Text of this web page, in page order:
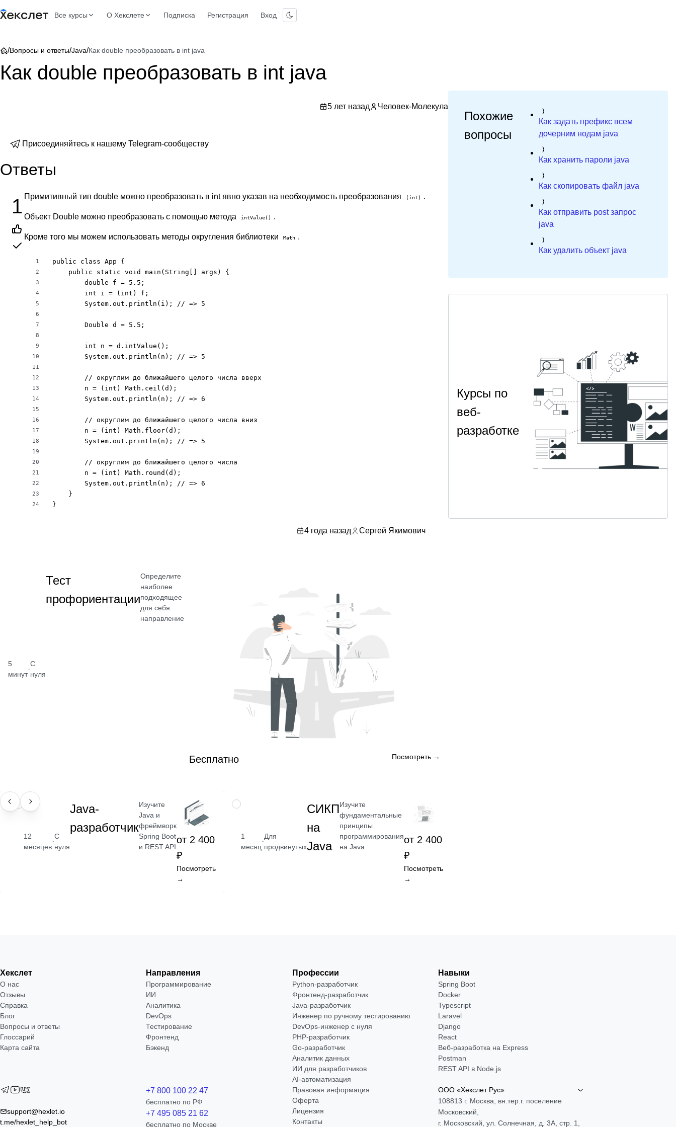
Все курсы О Хекслете Подписка Регистрация Вход
/Вопросы и ответы/Java/Как double преобразовать в int java
Как double преобразовать в int java
5 лет назад Человек-Молекула
Присоединяйтесь к нашему Telegram-сообществу
Ответы
1 Примитивный тип double можно преобразовать в int явно указав на необходимость преобразования (int) .
Объект Double можно преобразовать с помощью метода intValue() .
Кроме того мы можем использовать методы округления библиотеки Math .
1
2
3
4
5
6
7
8
9
10
11
12
13
14
15
16
17
18
19
20
21
22
23
24
public class App {
    public static void main(String[] args) {
        double f = 5.5;
        int i = (int) f;
        System.out.println(i); // => 5
        Double d = 5.5;
        int n = d.intValue();
        System.out.println(n); // => 5
        // округлим до ближайшего целого числа вверх
        n = (int) Math.ceil(d);
        System.out.println(n); // => 6
        // округлим до ближайшего целого числа вниз
        n = (int) Math.floor(d);
        System.out.println(n); // => 5
        // округлим до ближайшего целого числа
        n = (int) Math.round(d);
        System.out.println(n); // => 6
    }
}
4 года назад Сергей Якимович
5
минут
·
С
нуля
Тест
профориентации
Определите
наиболее
подходящее
для себя
направление
Бесплатно Посмотреть →
ПРОФЕССИЯ
12
месяцев
·
С
нуля
Java-
разработчик
Изучите
Java и
фреймворк
Spring Boot
и REST API
от 2 400
₽
Посмотреть
→
НАВЫК
1
месяц
·
Для
продвинутых
СИКП
на
Java
Изучите
фундаментальные
принципы
программирования
на Java
от 2 400
₽
Посмотреть
→
Похожие
вопросы
Как задать префикс всем
дочерним нодам java
Как хранить пароли java
Как скопировать файл java
Как отправить post запрос
java
Как удалить объект java
Курсы по
веб-
разработке
Хекслет
О нас
Отзывы
Справка
Блог
Вопросы и ответы
Глоссарий
Карта сайта
Направления
Программирование
ИИ
Аналитика
DevOps
Тестирование
Фронтенд
Бэкенд
Профессии
Python-разработчик
Фронтенд-разработчик
Java-разработчик
Инженер по ручному тестированию
DevOps-инженер с нуля
РНР-разработчик
Go-разработчик
Аналитик данных
ИИ для разработчиков
AI-автоматизация
Навыки
Spring Boot
Docker
Typescript
Laravel
Django
React
Веб-разработка на Express
Postman
REST API в Node.js
support@hexlet.io
t.me/hexlet_help_bot
+7 800 100 22 47
бесплатно по РФ
+7 495 085 21 62
бесплатно по Москве
Правовая информация
Оферта
Лицензия
Контакты
ООО «Хекслет Рус»
108813 г. Москва, вн.тер.г. поселение
Московский,
г. Московский, ул. Солнечная, д. 3А, стр. 1,